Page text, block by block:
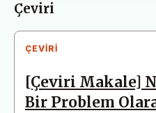
Çeviri
ÇEVIRI
[Çeviri Makale]
Bir Problem